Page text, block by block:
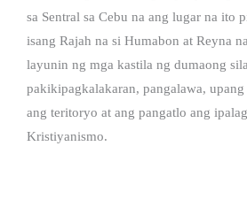
sa Sentral sa Cebu na ang lugar na ito
isang Rajah na si Humabon at Reyna
layunin ng mga kastila ng dumaong
pakikipagkalakaran, pangalawa,
ang teritoryo at ang pangatlo ang
Kristiyanismo.